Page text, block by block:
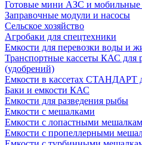
Готовые мини АЗС и
Заправочные модули и насосы
Сельское хозяйство
Агробаки для спецтехники
Емкости для перевозки воды и
Транспортные кассеты КАС для
(удобрений)
Емкости в кассетах СТАНДАРТ
Баки и емкости КАС
Емкости для разведения рыбы
Емкости с мешалками
Емкости с лопастными
Емкости с пропеллерными